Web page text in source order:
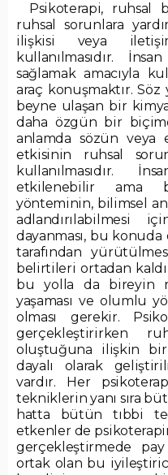
Psikoterapi, ruhsal
ruhsal sorunlara
ilişkisi veya
kullanılmasıdır.
sağlamak amacıyla
araç konuşmaktır.
beyne ulaşan bir
daha özgün bir
anlamda sözün
etkisinin ruhsal
kullanılmasıdır.
etkilenebilir ama
yönteminin, bilimsel
adlandırılabilmesi
dayanması, bu
tarafından
belirtileri ortadan
bu yolla da bireyin
yaşaması ve olumlu
olması gerekir.
gerçekleştirirken
oluştuğuna ilişkin
dayalı olarak
vardır. Her
tekniklerin yanı sıra
hatta bütün tıbbi
etkenler de
gerçekleştirmede
ortak olan bu